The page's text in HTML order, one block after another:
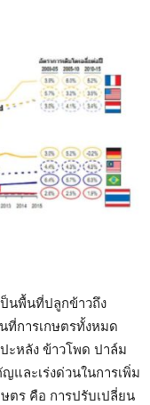
นพื้นที่ปลูกข้าวถึง
ที่การเกษตรทั้งหมด
ะหลัง ข้าวโพด ปาล์ม
ละเร่งด่วนในการเพิ่ม
ตร คือ การปรับเปลี่ยน